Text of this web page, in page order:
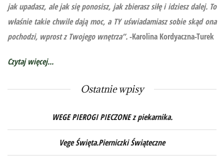
jak upadasz, ale jak się ponosisz, jak zbierasz siłę i idziesz dalej. To
właśnie takie chwile dają moc, a TY uświadamiasz sobie skąd ona
pochodzi, wprost z Twojego wnętrza”.-Karolina Kordyaczna-Turek
Czytaj więcej...
Ostatnie wpisy
WEGE PIEROGI PIECZONE z piekarnika.
Vege Święta.Pierniczki Świąteczne